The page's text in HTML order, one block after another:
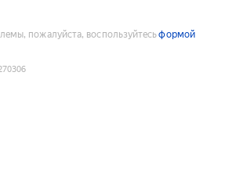
пожалуйста, воспользуйтесьформой